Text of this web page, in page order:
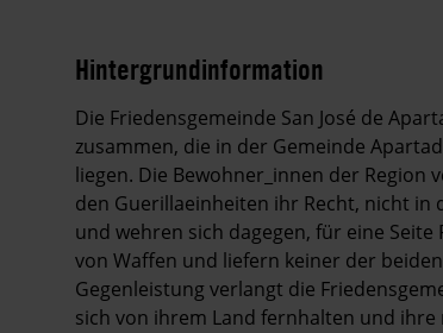
Hintergrundinformation
Hintergrund
Die Friedensgemeinde San José de
zusammen, die in der Gemeinde
liegen. Die Bewohner_innen der
den Guerillaeinheiten ihr Recht, nicht in
und wehren sich dagegen, für eine
von Waffen und liefern keiner der
Gegenleistung verlangt die
sich von ihrem Land fernhalten und